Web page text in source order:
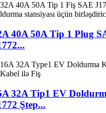
40A 50A Tip 1 Plug
32A Tip1 EV
Ştep...